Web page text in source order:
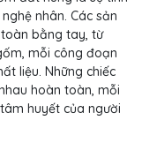
nhân. Các sản
bằng tay, từ
mỗi công đoạn
liệu. Những chiếc
hoàn toàn, mỗi
huyết của người